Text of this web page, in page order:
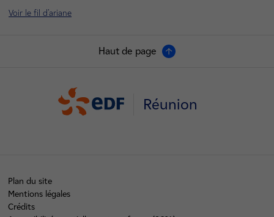
Voir le fil d'ariane
Haut de page
Réunion
Plan du site
Mentions légales
Crédits